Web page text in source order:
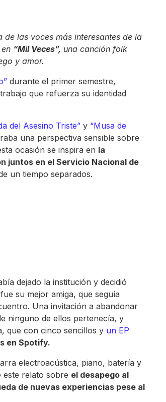
las voces más interesantes de la
“Mil Veces”, una canción folk
y amor.
durante el primer semestre,
que refuerza su identidad
del Asesino Triste” y “Musa de
una perspectiva sensible sobre
ocasión se inspira en la
juntos en el Servicio Nacional de
un tiempo separados.
dejado la institución y decidió
su mejor amiga, que seguía
Una invitación a abandonar
ninguno de ellos pertenecía, y
que con cinco sencillos y un EP
en Spotify.
electroacústica, piano, batería y
relato sobre el desapego al
de nuevas experiencias pese al